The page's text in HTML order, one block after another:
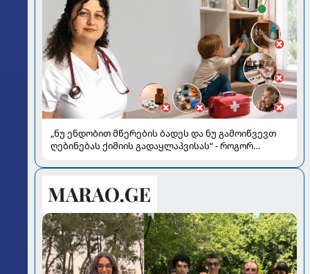
„ნუ ენდობით მწერების ბადეს და ნუ გამოიწვევთ
ღებინებას ქიმიის გადაყლაპვისას“ - როგორ
სალომე ახვლედიანის რჩევები